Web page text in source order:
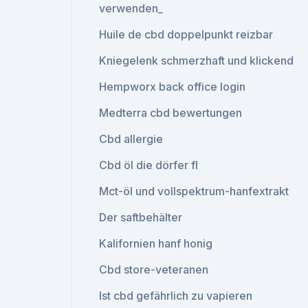
verwenden_
Huile de cbd doppelpunkt reizbar
Kniegelenk schmerzhaft und klickend
Hempworx back office login
Medterra cbd bewertungen
Cbd allergie
Cbd öl die dörfer fl
Mct-öl und vollspektrum-hanfextrakt
Der saftbehälter
Kalifornien hanf honig
Cbd store-veteranen
Ist cbd gefährlich zu vapieren